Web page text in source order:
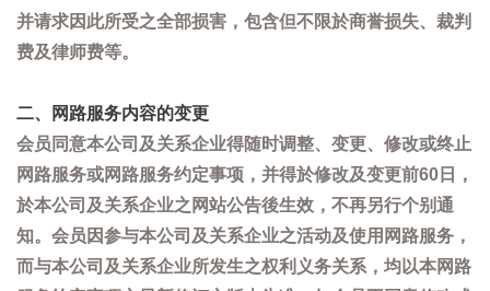
并请求因此所受之全部损害，包含但不限於商誉损失、裁判
费及律师费等。
二、网路服务内容的变更
会员同意本公司及关系企业得随时调整、变更、修改或终止
网路服务或网路服务约定事项，并得於修改及变更前60日，
於本公司及关系企业之网站公告後生效，不再另行个别通
知。会员因参与本公司及关系企业之活动及使用网路服务，
而与本公司及关系企业所发生之权利义务关系，均以本网路